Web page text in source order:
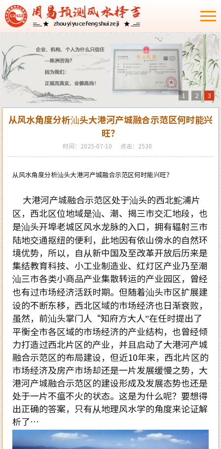
1 2 3
从风水角度分析汕头大港河产城融合示范区何时能兴
旺？
时间：2025-07-10 点击：2530
从风水角度分析汕头大港河产城融合示范区何时能兴旺？
大港河产城融合示范区处于汕头的西北鮀浦片
区，西北区位地域是汕、潮、揭三市交汇地段，也
是汕头开埠老城区风水龙脉的入口，拥有辐射三市
陆地交通抠纽的便利，此地因有依山傍水的自然环
境优势，所以，自从新中国及至改革开放后历来是
集结教育科技、小工业制造业、红灯区产业乃至潮
汕三市各类小商品产业集散转运的产业园区，曾经
也有过市场经济活跃时期。但随着汕头市区扩展建
设的不断东移，西北区域的市场经济也日渐衰败，
虽然，前汕头掌门人“知府方大人”在任时提出了
平衡全市各区域的市场经济的产业结构，也曾经倾
力打造过西北片区的产业，并且启动了大港河产城
融合示范区的布局建设，但近10年来，西北片区的
市场经济及房产市场却还是一片发展缓慢之势，大
港河产城融合示范区的建设形成及发展态势也还是
处于一片不瘟不火的状态。这是为什么呢？要想得
出正确的答案，只有从地理风水学的角度来论证解
析了…